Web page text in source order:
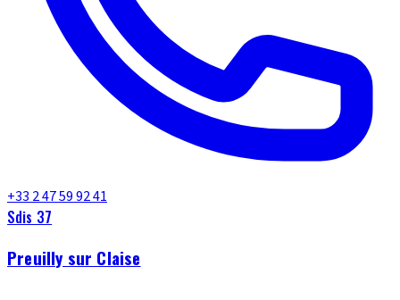
+33 2 47 59 92 41
Sdis 37
Preuilly sur Claise